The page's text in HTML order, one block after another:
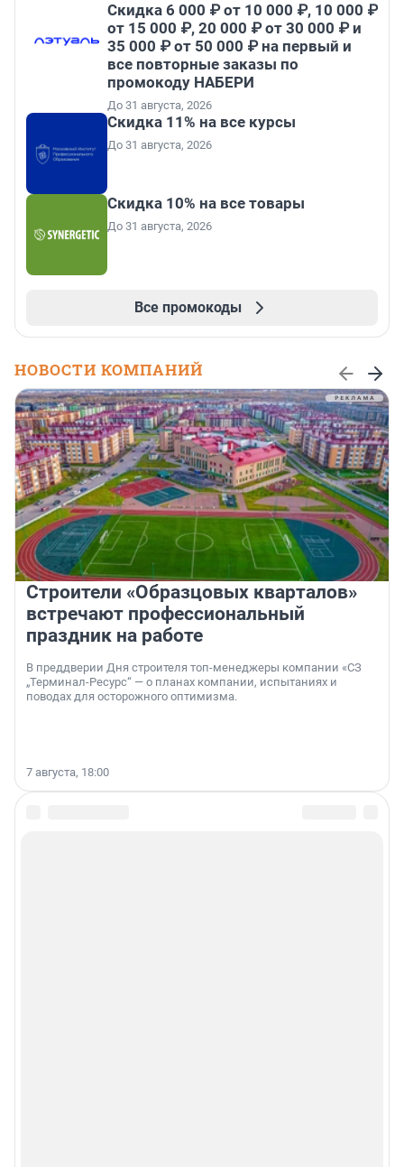
Скидка 6 000 ₽ от 10 000 ₽, 10 000 ₽
от 15 000 ₽, 20 000 ₽ от 30 000 ₽ и
35 000 ₽ от 50 000 ₽ на первый и
все повторные заказы по
промокоду НАБЕРИ
До 31 августа, 2026
Скидка 11% на все курсы
До 31 августа, 2026
Скидка 10% на все товары
До 31 августа, 2026
Все промокоды
НОВОСТИ КОМПАНИЙ
Строители «Образцовых кварталов»
встречают профессиональный
праздник на работе
В преддверии Дня строителя топ-менеджеры компании «СЗ
„Терминал-Ресурс“ — о планах компании, испытаниях и
поводах для осторожного оптимизма.
7 августа, 18:00